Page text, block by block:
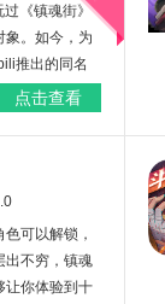
过《镇魂街》
象。如今，为
推出的同名
街天生为王
不仅复刻了
于禁愿为曹
点击查看
可以解锁，
出不穷，镇魂
让你体验到十